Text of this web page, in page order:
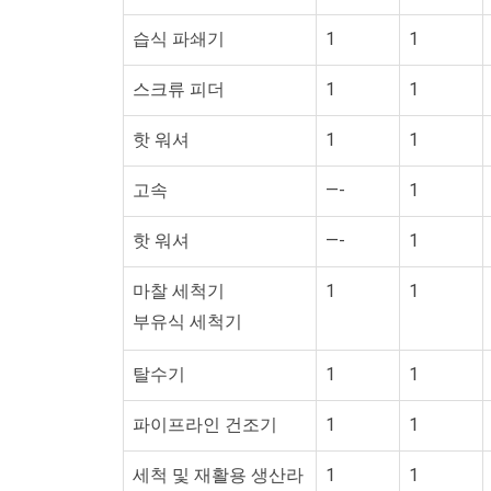
습식 파쇄기 1 1
스크류 피더 1 1
핫 워셔 1 1
고속 —- 1
핫 워셔 —- 1
마찰 세척기
부유식 세척기
1 1
탈수기 1 1
파이프라인 건조기 1 1
세척 및 재활용 생산라 1 1